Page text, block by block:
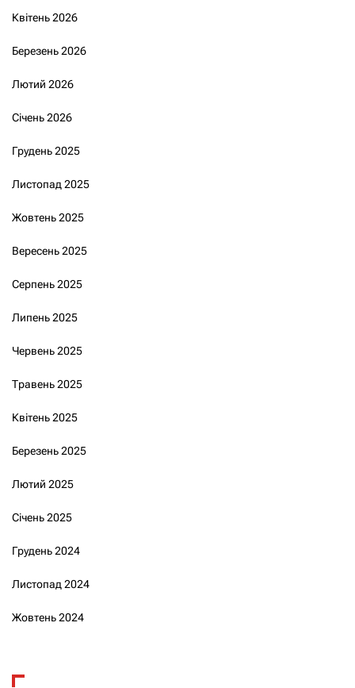
Квітень 2026
Березень 2026
Лютий 2026
Січень 2026
Грудень 2025
Листопад 2025
Жовтень 2025
Вересень 2025
Серпень 2025
Липень 2025
Червень 2025
Травень 2025
Квітень 2025
Березень 2025
Лютий 2025
Січень 2025
Грудень 2024
Листопад 2024
Жовтень 2024